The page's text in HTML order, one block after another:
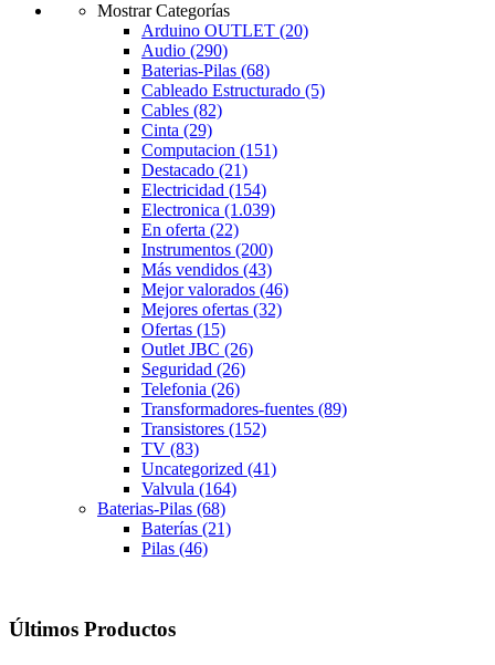
Mostrar Categorías
Arduino OUTLET (20)
Audio (290)
Baterias-Pilas (68)
Cableado Estructurado (5)
Cables (82)
Cinta (29)
Computacion (151)
Destacado (21)
Electricidad (154)
Electronica (1.039)
En oferta (22)
Instrumentos (200)
Más vendidos (43)
Mejor valorados (46)
Mejores ofertas (32)
Ofertas (15)
Outlet JBC (26)
Seguridad (26)
Telefonia (26)
Transformadores-fuentes (89)
Transistores (152)
TV (83)
Uncategorized (41)
Valvula (164)
Baterias-Pilas (68)
Baterías (21)
Pilas (46)
Últimos Productos